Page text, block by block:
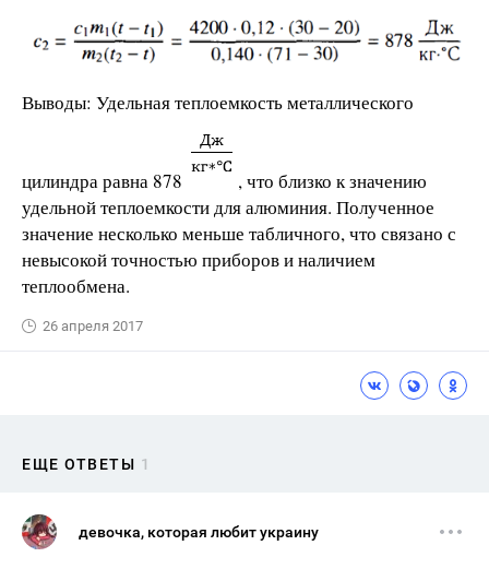
Выводы: Удельная теплоемкость металлического
цилиндра равна 878
, что близко к значению
удельной теплоемкости для алюминия. Полученное
значение несколько меньше табличного, что связано с
невысокой точностью приборов и наличием
теплообмена.
26 апреля 2017
ЕЩЕ ОТВЕТЫ 1
девочка, которая любит украину